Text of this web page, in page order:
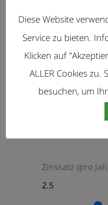
Anzahlung
Laufzeit in
Zinssatz (pro
Diese Website
Service zu bieten.
Klicken auf
ALLER Cookies zu.
besuchen, um